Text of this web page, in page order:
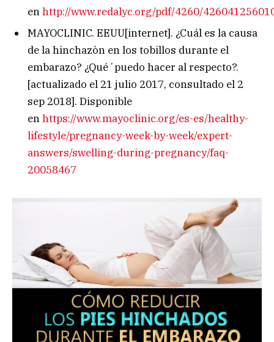
enhttp://www.redalyc.org/pdf/4260/
MAYOCLINIC. EEUU[internet]. ¿Cuál es la causa
de la hinchazòn en los tobillos durante el
embarazo? ¿Qué´puedo hacer al respecto?.
[actualizado el 21 julio 2017, consultado el 2
sep 2018]. Disponible
enhttps://www.mayoclinic.org/es-es/healthy-
lifestyle/pregnancy-week-by-week/expert-
answers/swelling-during-pregnancy/faq-
20058467